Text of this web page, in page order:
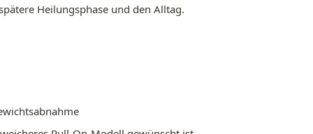
Heilungsphase und den Alltag.